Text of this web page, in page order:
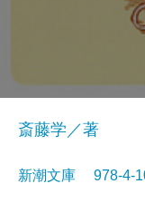
斎藤学／著
新潮文庫 978-4-